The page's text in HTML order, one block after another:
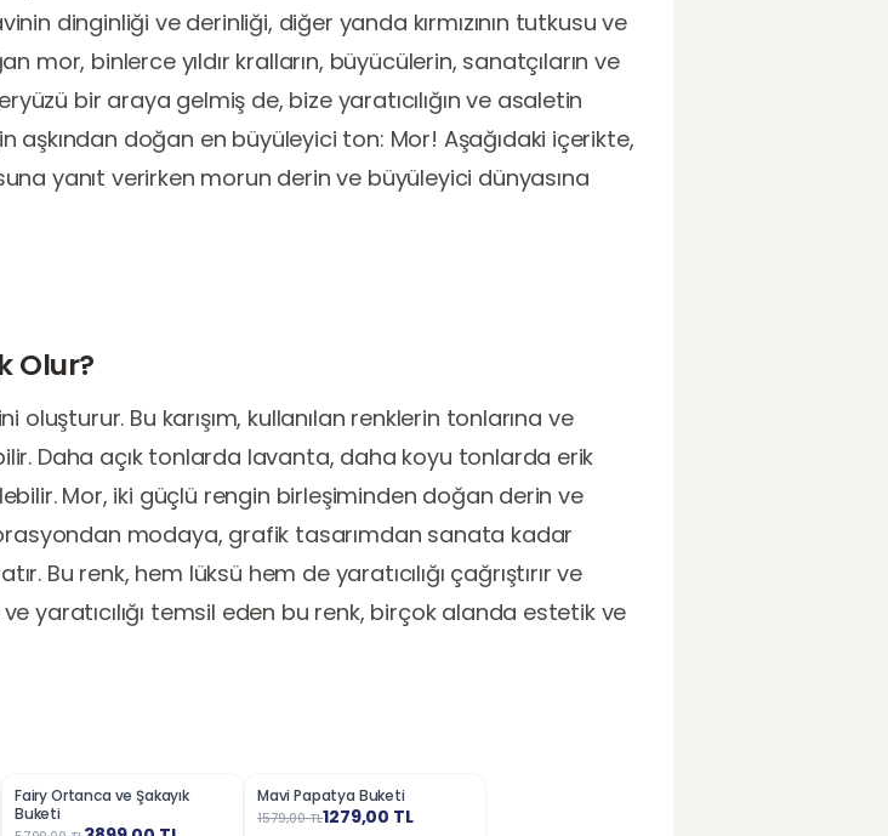
dinginliği ve derinliği, diğer yanda kırmızının tutkusu ve
mor, binlerce yıldır kralların, büyücülerin, sanatçıların ve
bir araya gelmiş de, bize yaratıcılığın ve asaletin
aşkından doğan en büyüleyici ton: Mor! Aşağıdaki içerikte,
yanıt verirken morun derin ve büyüleyici dünyasına
Olur?
oluşturur. Bu karışım, kullanılan renklerin tonlarına ve
Daha açık tonlarda lavanta, daha koyu tonlarda erik
Mor, iki güçlü rengin birleşiminden doğan derin ve
modaya, grafik tasarımdan sanata kadar
Bu renk, hem lüksü hem de yaratıcılığı çağrıştırır ve
yaratıcılığı temsil eden bu renk, birçok alanda estetik ve
%33
Fairy Ortanca ve Şakayık
Buketi
%19
Mavi Papatya Buketi
1579,00TL1279,00 TL